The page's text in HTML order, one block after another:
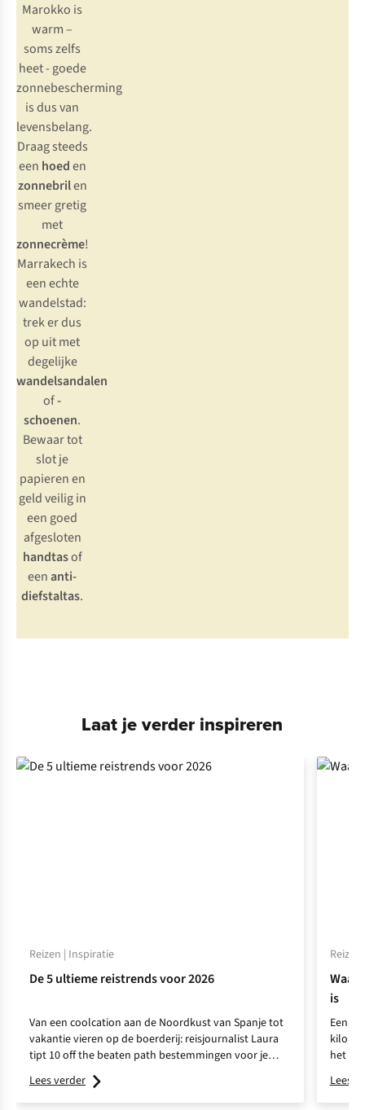
Marokko is
warm –
soms zelfs
heet - goede
zonnebescherming
is dus van
levensbelang.
Draag steeds
een hoeden
zonnebrilen
smeer gretig
met
zonnecrème!
Marrakech is
een echte
wandelstad:
trek er dus
op uit met
degelijke
wandelsandalen
of-
schoenen.
Bewaar tot
slot je
papieren en
geld veilig in
een goed
afgesloten
handtasof
eenanti-
diefstaltas.
Laat je verder inspireren
Reizen | Inspiratie
De 5 ultieme reistrends voor 2026
Van een coolcation aan de Noordkust van Spanje tot
vakantie vieren op de boerderij: reisjournalist Laura
tipt 10 off the beaten path bestemmingen voor je
volgende vakantie.
Lees verder
is
Een
het
Lees